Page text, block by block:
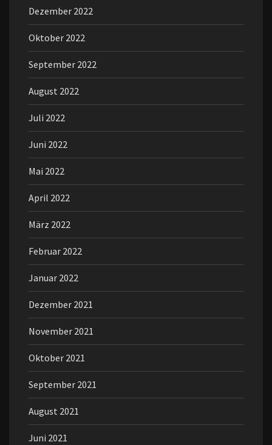
Dezember 2022
Oktober 2022
September 2022
August 2022
Juli 2022
Juni 2022
Mai 2022
April 2022
März 2022
Februar 2022
Januar 2022
Dezember 2021
November 2021
Oktober 2021
September 2021
August 2021
Juni 2021